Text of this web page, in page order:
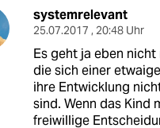
systemrelevant
25.07.2017 , 20:48 Uhr
Es geht ja eben
die sich einer
ihre Entwicklung
sind. Wenn das Kind
freiwillige